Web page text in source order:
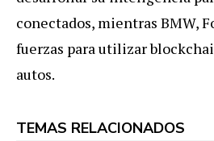
conectados, mientras BMW,
fuerzas para utilizar
autos.
TEMAS RELACIONADOS